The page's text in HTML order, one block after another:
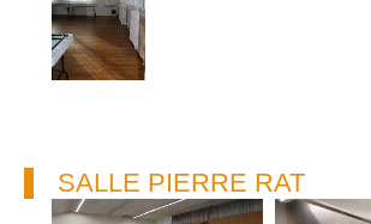
SALLE PIERRE RAT